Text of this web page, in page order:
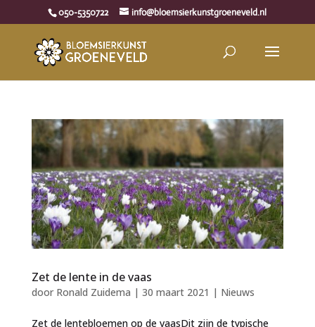
050-5350722 info@bloemsierkunstgroeneveld.nl
Zet de lente in de vaas
door Ronald Zuidema | 30 maart 2021 | Nieuws
Zet de lentebloemen op de vaasDit zijn de typische